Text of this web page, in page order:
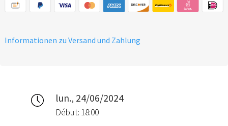
Informationen zu Versand und Zahlung
lun., 24/06/2024
Début: 18:00